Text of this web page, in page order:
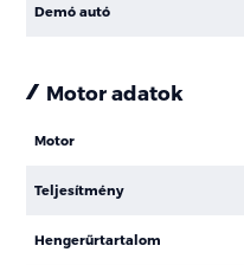
Demó autó
Motor adatok
Motor
Teljesítmény
Hengerűrtartalom